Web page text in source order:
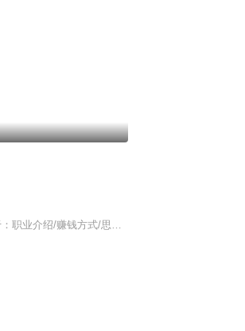
本节目目前分为两个栏目1. 职业揭秘： 和不同职业不同城市的女性对谈，内容包括但不限于：职业介绍/赚钱方式/思维碰撞/生活经验/城市感受2. 读书和漫谈：生活的感悟分享。边想边说，完全即兴关于我@智慧少女派在杭打工，大厂呆过、国企呆过、gap过、自由职...